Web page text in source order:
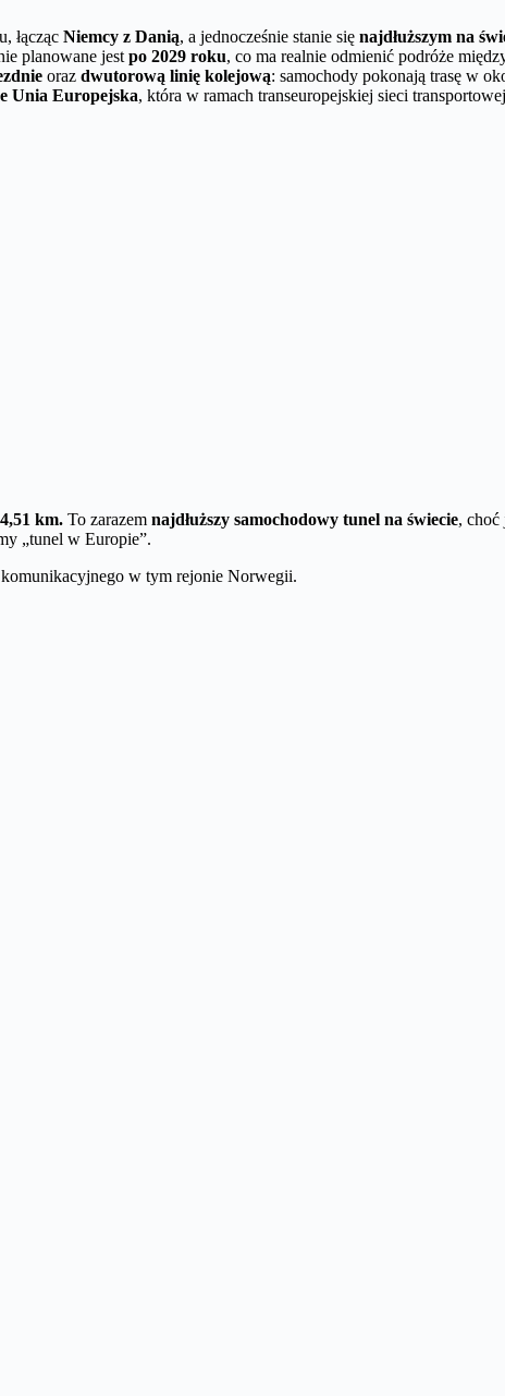
łącząc Niemcy z Danią, a jednocześnie stanie się najdłuższym na
planowane jest po 2029 roku, co ma realnie odmienić podróże
oraz dwutorową linię kolejową: samochody pokonają trasę w
Unia Europejska, która w ramach transeuropejskiej sieci
km. To zarazem najdłuższy samochodowy tunel na świecie, choć
„tunel w Europie”.
w tym rejonie Norwegii.